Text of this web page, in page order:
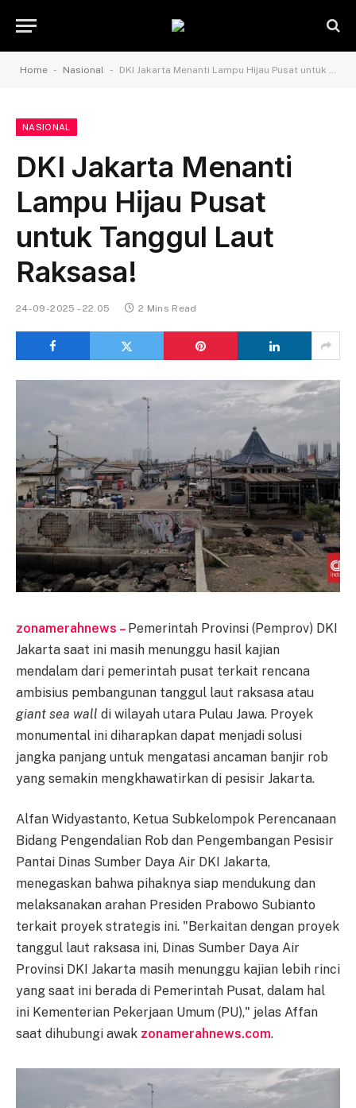
Home - Nasional - DKI Jakarta Menanti Lampu Hijau Pusat untuk Tanggul Laut Raksasa!
NASIONAL
DKI Jakarta Menanti
Lampu Hijau Pusat
untuk Tanggul Laut
Raksasa!
24-09-2025 - 22.05 2 Mins Read
zonamerahnews – Pemerintah Provinsi (Pemprov) DKI
Jakarta saat ini masih menunggu hasil kajian
mendalam dari pemerintah pusat terkait rencana
ambisius pembangunan tanggul laut raksasa atau
giant sea wall di wilayah utara Pulau Jawa. Proyek
monumental ini diharapkan dapat menjadi solusi
jangka panjang untuk mengatasi ancaman banjir rob
yang semakin mengkhawatirkan di pesisir Jakarta.
Alfan Widyastanto, Ketua Subkelompok Perencanaan
Bidang Pengendalian Rob dan Pengembangan Pesisir
Pantai Dinas Sumber Daya Air DKI Jakarta,
menegaskan bahwa pihaknya siap mendukung dan
melaksanakan arahan Presiden Prabowo Subianto
terkait proyek strategis ini. "Berkaitan dengan proyek
tanggul laut raksasa ini, Dinas Sumber Daya Air
Provinsi DKI Jakarta masih menunggu kajian lebih rinci
yang saat ini berada di Pemerintah Pusat, dalam hal
ini Kementerian Pekerjaan Umum (PU)," jelas Affan
saat dihubungi awak zonamerahnews.com.